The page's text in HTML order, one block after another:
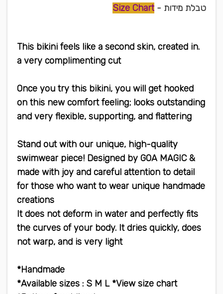
טבלת מידות - Size Chart
.This bikini feels like a second skin, created in
a very complimenting cut
Once you try this bikini, you will get hooked
on this new comfort feeling; looks outstanding
and very flexible, supporting, and flattering
Stand out with our unique, high-quality
swimwear piece! Designed by GOA MAGIC &
made with joy and careful attention to detail
for those who want to wear unique handmade
creations
It does not deform in water and perfectly fits
the curves of your body. It dries quickly, does
not warp, and is very light
Available sizes : S M L *View size chart*